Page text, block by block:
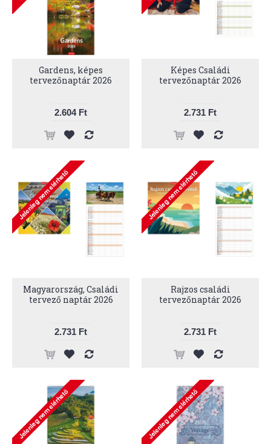
Gardens, képes
tervezőnaptár 2026
2.604 Ft
Képes Családi
tervezőnaptár 2026
2.731 Ft
Magyarország, Családi
tervező naptár 2026
2.731 Ft
Rajzos családi
tervezőnaptár 2026
2.731 Ft